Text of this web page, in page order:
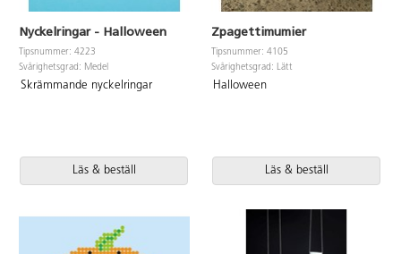
Nyckelringar - Halloween
Tipsnummer: 4223
Svårighetsgrad: Medel
Skrämmande nyckelringar
Läs & beställ
Zpagettimumier
Tipsnummer: 4105
Svårighetsgrad: Lätt
Halloween
Läs & beställ